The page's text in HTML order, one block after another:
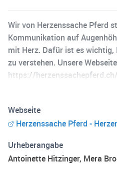
Wir von Herzenssache Pferd
Kommunikation auf
mit Herz. Dafür ist es
zu verstehen. Unsere
https://
https://sites.google.com/
Facebookgruppe:
Webseite
Herzenssache Pferd -
Urheberangabe
Antoinette Hitzinger, Mera